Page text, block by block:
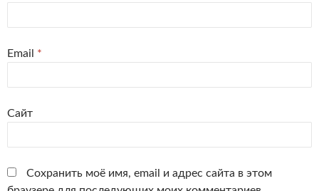
Email *
Сайт
Сохранить моё имя, email и адрес сайта в этом